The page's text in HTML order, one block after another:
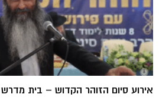
אירוע סיום הזוהר הקדוש – בית